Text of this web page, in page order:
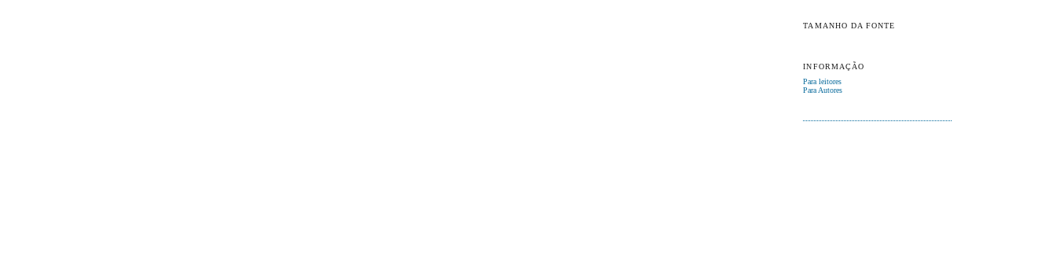
TAMANHO DA FONTE
INFORMAÇÃO
Para leitores
Para Autores